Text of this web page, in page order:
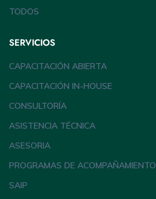
TODOS
SERVICIOS
CAPACITACIÓN ABIERTA
CAPACITACIÓN IN-HOUSE
CONSULTORÍA
ASISTENCIA TÉCNICA
ASESORIA
PROGRAMAS DE ACOMPAÑAMIENTO
SAIP